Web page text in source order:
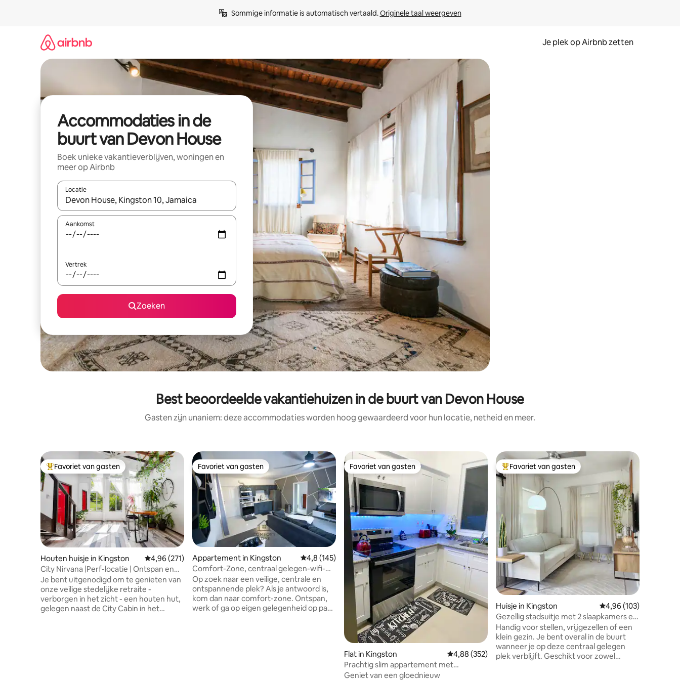
Sommige informatie is automatisch vertaald. Originele taal weergeven
Je plek op Airbnb zetten
Accommodaties in de
buurt van Devon House
Boek unieke vakantieverblijven, woningen en
meer op Airbnb
Locatie
Wanneer er resultaten beschikbaar zijn, maak je een keuze met je de pijltjestoetsen omhoog en omlaag, óf door te tikken of swipen.
Aankomst
Vertrek
Zoeken
Best beoordeelde vakantiehuizen in de buurt van Devon House
Gasten zijn unaniem: deze accommodaties worden hoog gewaardeerd voor hun locatie, netheid en meer.
Topfavoriet van gasten
Favoriet van gasten
Houten huisje in Kingston Gemiddelde beoordeling van 4,96 op 5, 271 recensies
4,96 (271)
City Nirvana |Perf-locatie | Ontspan en
geniet
Je bent uitgenodigd om te genieten van
onze veilige stedelijke retraite -
verborgen in het zicht - een houten hut,
gelegen naast de City Cabin in het
Favoriet van gasten
Favoriet van gasten
Appartement in Kingston Gemiddelde beoordeling van 4,8 op 5, 145 recensies
4,8 (145)
Comfort-Zone, centraal gelegen-wifi-
airconditioner
Op zoek naar een veilige, centrale en
ontspannende plek? Als je antwoord is,
kom dan naar comfort-zone. Ontspan,
werk of ga op eigen gelegenheid op pad
Favoriet van gasten
Favoriet van gasten
Flat in Kingston Gemiddelde beoordeling van 4,88 op 5, 352 recensies
4,88 (352)
Prachtig slim appartement met
zwembad en geweldig uitzicht op
Geniet van een gloednieuw
Topfavoriet van gasten
Favoriet van gasten
Huisje in Kingston Gemiddelde
4,96 (103)
Gezellig stadsuitje met 2 slaapkamers en
2 badkamers
Handig voor stellen, vrijgezellen of een
klein gezin. Je bent overal in de buurt
wanneer je op deze centraal gelegen
plek verblijft. Geschikt voor zowel